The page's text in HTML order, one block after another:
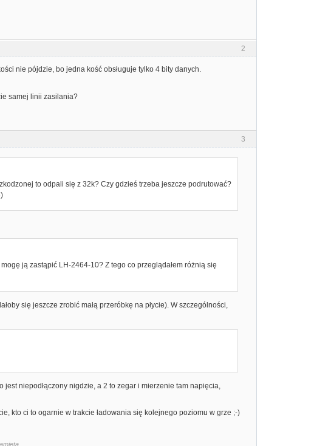
2
nie pójdzie, bo jedna kość obsługuje tylko 4 bity danych.
samej linii zasilania?
3
to odpali się z 32k? Czy gdzieś trzeba jeszcze podrutować?
ją zastąpić LH-2464-10? Z tego co przeglądałem różnią się
się jeszcze zrobić małą przeróbkę na płycie). W szczególności,
niepodłączony nigdzie, a 2 to zegar i mierzenie tam napięcia,
kto ci to ogarnie w trakcie ładowania się kolejnego poziomu w grze ;-)